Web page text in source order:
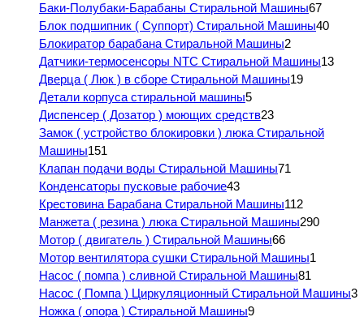
Баки-Полубаки-Барабаны Стиральной Машины67
Блок подшипник ( Суппорт) Стиральной Машины40
Блокиратор барабана Стиральной Машины2
Датчики-термосенсоры NTC Стиральной Машины13
Дверца ( Люк ) в сборе Стиральной Машины19
Детали корпуса стиральной машины5
Диспенсер ( Дозатор ) моющих средств23
Замок ( устройство блокировки ) люка Стиральной
Машины151
Клапан подачи воды Стиральной Машины71
Конденсаторы пусковые рабочие43
Крестовина Барабана Стиральной Машины112
Манжета ( резина ) люка Стиральной Машины290
Мотор ( двигатель ) Стиральной Машины66
Мотор вентилятора сушки Стиральной Машины1
Насос ( помпа ) сливной Стиральной Машины81
Насос ( Помпа ) Циркуляционный Стиральной Машины3
Ножка ( опора ) Стиральной Машины9